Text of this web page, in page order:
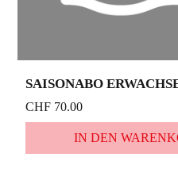
SAISONABO
CHF 70.00